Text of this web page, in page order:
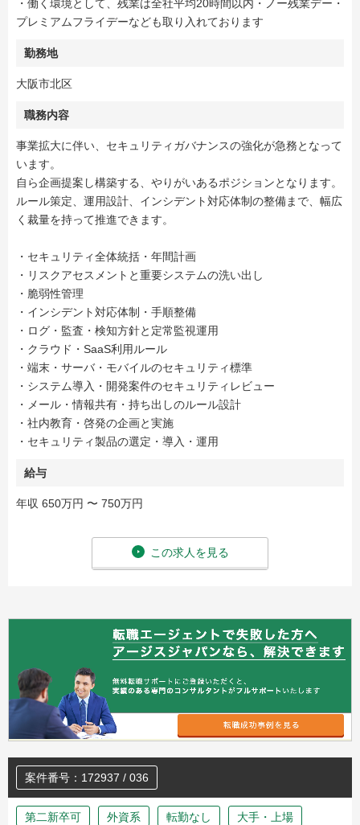
・働く環境として、残業は全社平均20時間以内・ノー残業デー・
プレミアムフライデーなども取り入れております
勤務地
大阪市北区
職務内容
事業拡大に伴い、セキュリティガバナンスの強化が急務となって
います。
自ら企画提案し構築する、やりがいあるポジションとなります。
ルール策定、運用設計、インシデント対応体制の整備まで、幅広
く裁量を持って推進できます。
・セキュリティ全体統括・年間計画​
・リスクアセスメントと重要システムの洗い出し​
・脆弱性管理​
・インシデント対応体制・手順整備​
・ログ・監査・検知方針と定常監視運用​
・クラウド・SaaS利用ルール​
・端末・サーバ・モバイルのセキュリティ標準​
・システム導入・開発案件のセキュリティレビュー​
・メール・情報共有・持ち出しのルール設計​
・社内教育・啓発の企画と実施​
・セキュリティ製品の選定・導入・運用
給与
年収 650万円 〜 750万円
この求人を見る
案件番号：172937 / 036
第二新卒可 外資系 転勤なし 大手・上場